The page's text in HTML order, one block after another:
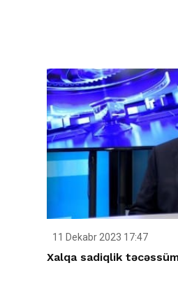
11 Dekabr 2023 17:47
Xalqa sadiqlik